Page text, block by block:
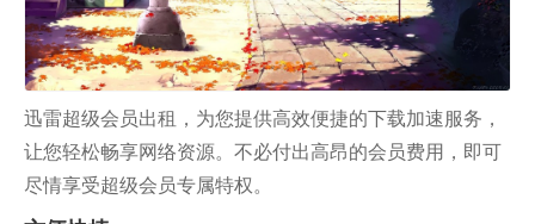
迅雷超级会员出租，为您提供高效便捷的下载加速服务，
让您轻松畅享网络资源。不必付出高昂的会员费用，即可
尽情享受超级会员专属特权。